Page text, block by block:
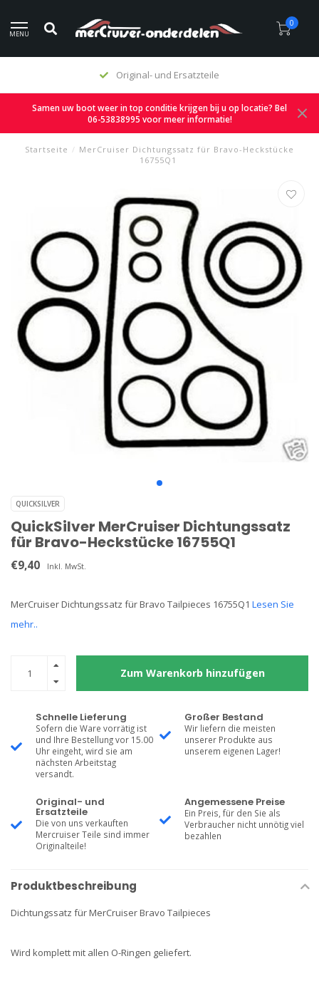
MENU
0
Original- und Ersatzteile
Samen uw boot weer in top conditie krijgen bij u op locatie? Bel
06-53838995 voor meer informatie!
Startseite / MerCruiser Dichtungssatz für Bravo-Heckstücke
16755Q1
QUICKSILVER
QuickSilver MerCruiser Dichtungssatz
für Bravo-Heckstücke 16755Q1
€9,40 Inkl. MwSt.
MerCruiser Dichtungssatz für Bravo Tailpieces 16755Q1 Lesen Sie
mehr..
Zum Warenkorb hinzufügen
Schnelle Lieferung
Sofern die Ware vorrätig ist
und Ihre Bestellung vor 15.00
Uhr eingeht, wird sie am
nächsten Arbeitstag
versandt.
Großer Bestand
Wir liefern die meisten
unserer Produkte aus
unserem eigenen Lager!
Original- und
Ersatzteile
Die von uns verkauften
Mercruiser Teile sind immer
Originalteile!
Angemessene Preise
Ein Preis, für den Sie als
Verbraucher nicht unnötig viel
bezahlen
Produktbeschreibung
Dichtungssatz für MerCruiser Bravo Tailpieces
Wird komplett mit allen O-Ringen geliefert.